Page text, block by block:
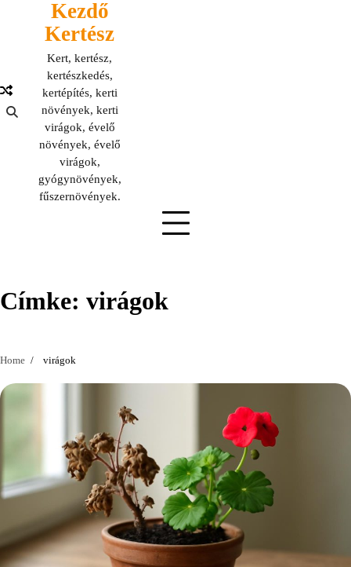
Kezdő
Kertész
Kert, kertész,
kertészkedés,
kertépítés, kerti
növények, kerti
virágok, évelő
növények, évelő
virágok,
gyógynövények,
fűszernövények.
Címke: virágok
Home virágok